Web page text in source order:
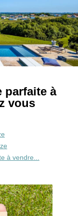
parfaite à
vous
à vendre...